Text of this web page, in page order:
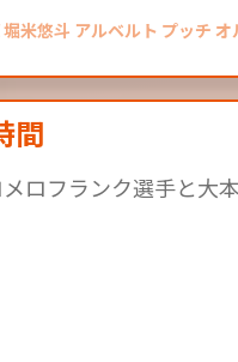
堀米悠斗 アルベルト プッチ
間
ロフランク選手と大